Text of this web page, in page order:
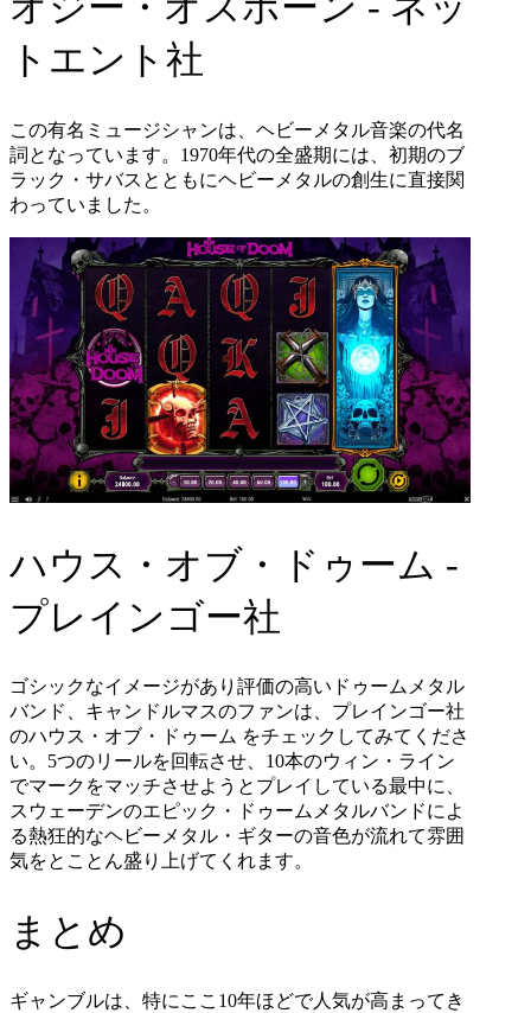
トエント社
この有名ミュージシャンは、ヘビーメタル音楽の代名
詞となっています。 1970年代の全盛期には、初期のブ
ラック・サバスとともにヘビーメタルの創生に直接関
わっていました。
ハウス・オブ・ドゥーム -
プレインゴー社
ゴシックなイメージがあり評価の高いドゥームメタル
バンド、キャンドルマスのファンは、プレインゴー社
のハウス・オブ・ドゥーム をチェックしてみてくださ
い。 5つのリールを回転させ、 10本のウィン・ライン
でマークをマッチさせようとプレイしている最中に、
スウェーデンのエピック・ドゥームメタルバンドによ
る熱狂的なヘビーメタル・ギターの音色が流れて雰囲
気をとことん盛り上げてくれます。
まとめ
ギャンブルは、特にここ 10年ほどで人気が高まってき